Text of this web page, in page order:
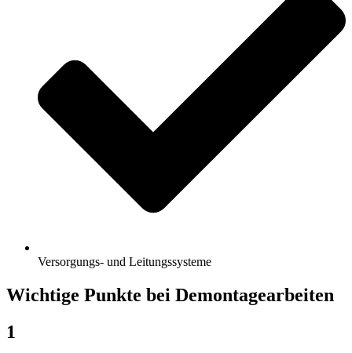
Versorgungs- und Leitungssysteme
Wichtige Punkte bei Demontagearbeiten
1